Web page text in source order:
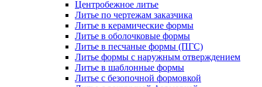
Центробежное литье
Литье по чертежам заказчика
Литье в керамические формы
Литье в оболочковые формы
Литье в песчаные формы (ПГС)
Литье формы с наружным отверждением
Литье в шаблонные формы
Литье с безопочной формовкой